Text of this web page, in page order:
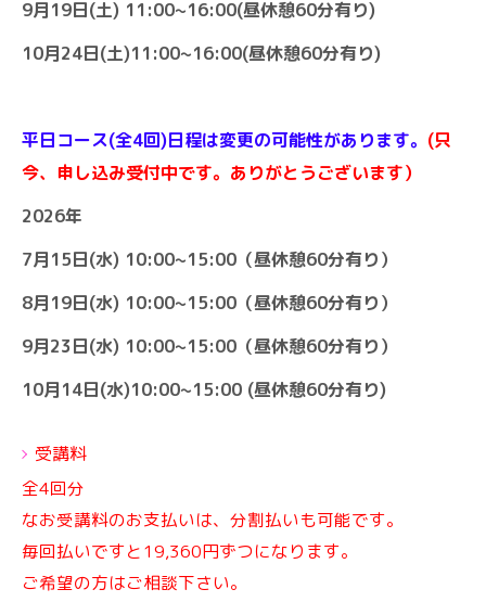
9月19日(土) 11:00~16:00(昼休憩60分有り)
10月24日(土)11:00~16:00(昼休憩60分有り)
平日コース(全4回)日程は変更の可能性があります。 (只
今、申し込み受付中です。ありがとうございます）
2026年
7月15日(水) 10:00~15:00（昼休憩60分有り）
8月19日(水) 10:00~15:00（昼休憩60分有り）
9月23日(水) 10:00~15:00（昼休憩60分有り）
10月14日(水)10:00~15:00 (昼休憩60分有り)
受講料
全4回分
なお受講料のお支払いは、分割払いも可能です。
毎回払いですと19,360円ずつになります。
ご希望の方はご相談下さい。